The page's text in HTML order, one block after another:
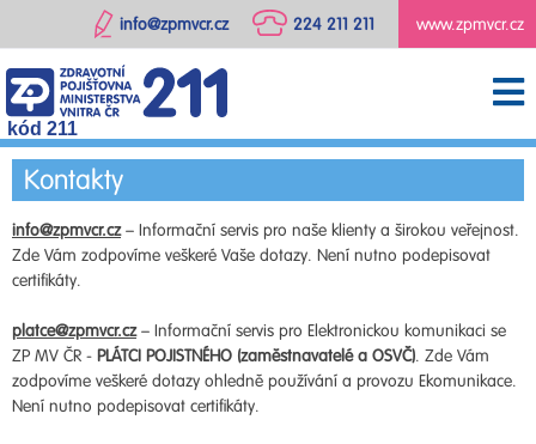
www.zpmvcr.cz
224 211 211
info@zpmvcr.cz
kód 211
Kontakty
info@zpmvcr.cz– Informační servis pro naše klienty a širokou veřejnost.
Zde Vám zodpovíme veškeré Vaše dotazy. Není nutno podepisovat
certifikáty.
platce@zpmvcr.cz– Informační servis pro Elektronickou komunikaci se
ZP MV ČR - PLÁTCI POJISTNÉHO (zaměstnavatelé a OSVČ). Zde Vám
zodpovíme veškeré dotazy ohledně používání a provozu Ekomunikace.
Není nutno podepisovat certifikáty.